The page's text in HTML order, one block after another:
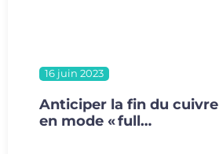
16 juin 2023
Anticiper la fin du cuivre
en mode « full…